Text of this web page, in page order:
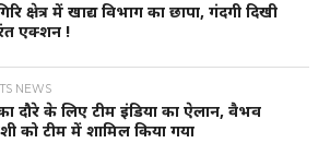
क्षेत्र में खाद्य विभाग का छापा, गंदगी दिखी
एक्शन !
NEWS
दौरे के लिए टीम इंडिया का ऐलान, वैभव
को टीम में शामिल किया गया